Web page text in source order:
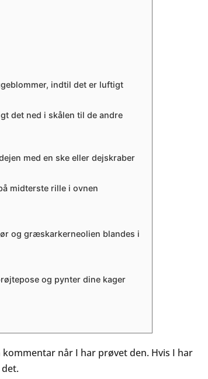
indtil det er luftigt
det ned i skålen til de andre
med en ske eller dejskraber
midterste rille i ovnen
og græskarkerneolien blandes i
og pynter dine kager
når I har prøvet den. Hvis I har